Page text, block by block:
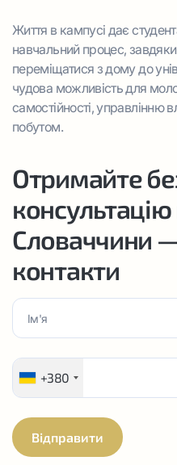
Життя в кампусі дає
навчальний процес,
переміщатися з дому до
чудова можливість для
самостійності, управлінню
побутом.
Отримайте
Словаччини
контакти
+380